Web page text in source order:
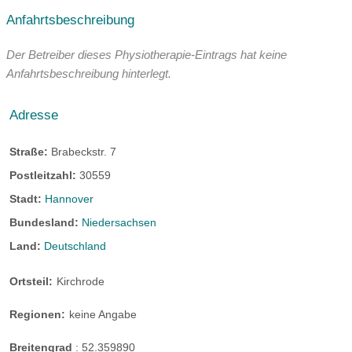
Anfahrtsbeschreibung
Der Betreiber dieses Physiotherapie-Eintrags hat keine
Anfahrtsbeschreibung hinterlegt.
Adresse
Straße: Brabeckstr. 7
Postleitzahl: 30559
Stadt: Hannover
Bundesland: Niedersachsen
Land: Deutschland
Ortsteil: Kirchrode
Regionen: keine Angabe
Breitengrad : 52.359890